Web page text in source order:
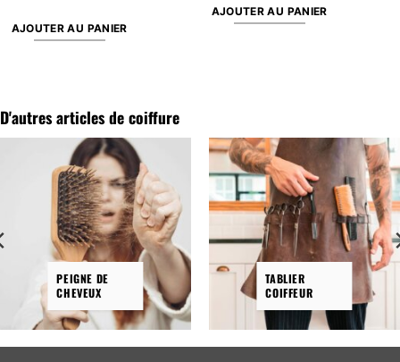
AJOUTER AU PANIER
AJOUTER AU PANIER
D'autres articles de coiffure
PEIGNE DE
CHEVEUX
TABLIER
COIFFEUR